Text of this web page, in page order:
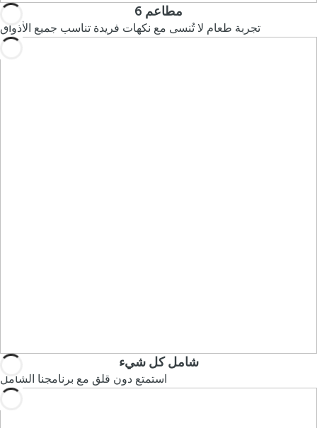
6 مطاعم
تجربة طعام لا تُنسى مع نكهات فريدة تناسب جميع الأذواق
شامل كل شيء
استمتع دون قلق مع برنامجنا الشامل